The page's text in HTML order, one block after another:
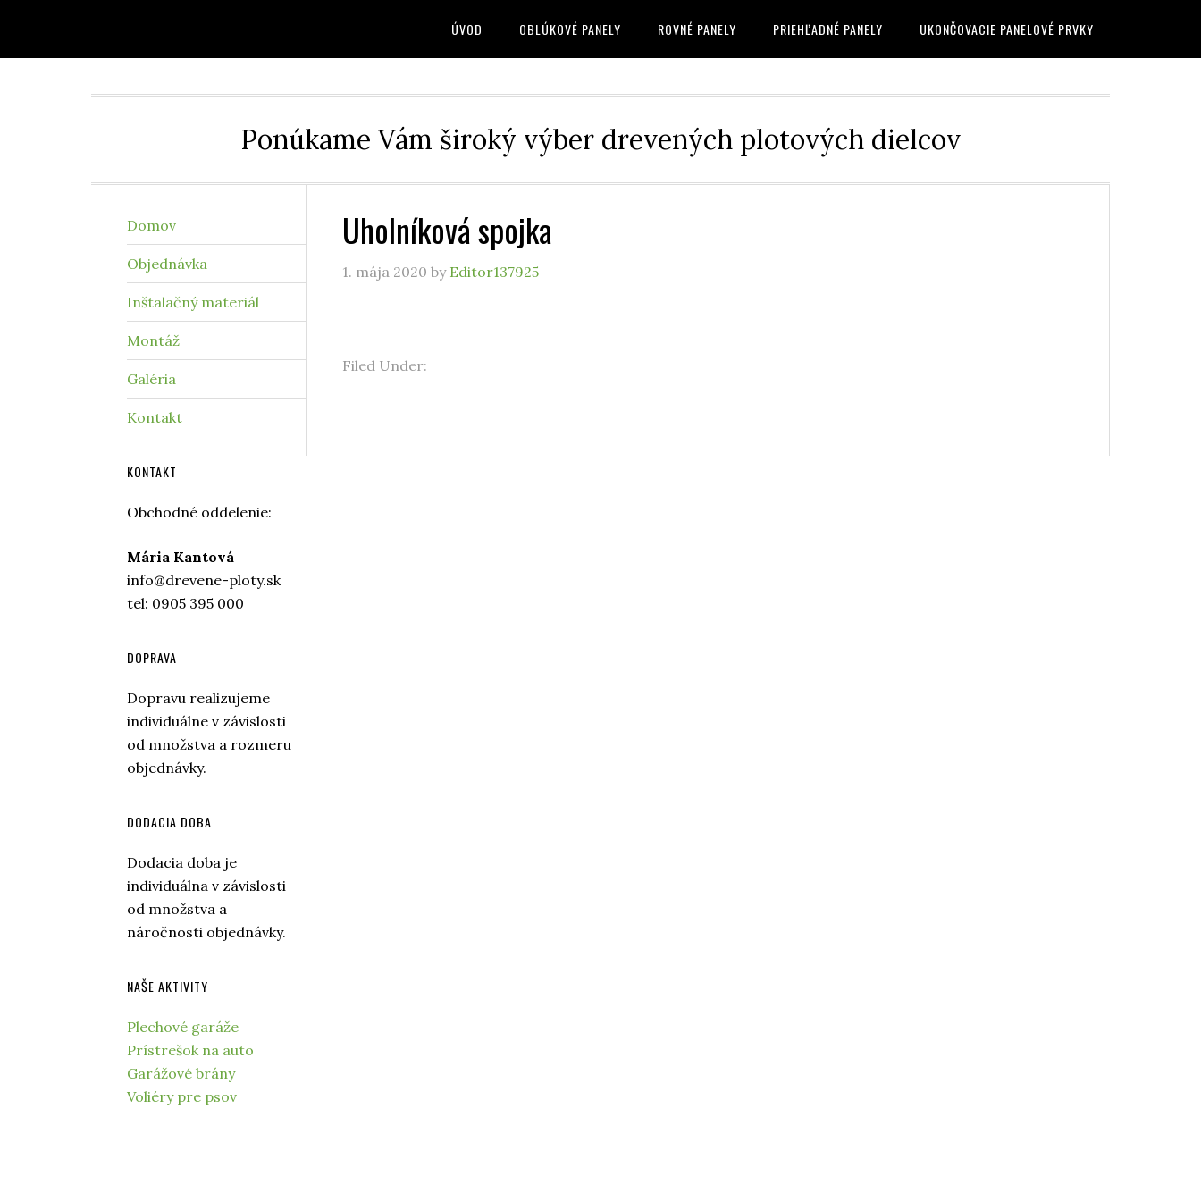
ÚVOD OBLÚKOVÉ PANELY ROVNÉ PANELY PRIEHĽADNÉ PANELY UKONČOVACIE PANELOVÉ PRVKY
Ponúkame Vám široký výber drevených plotových dielcov
Uholníková spojka
1. mája 2020 by Editor137925
Filed Under:
Domov
Objednávka
Inštalačný materiál
Montáž
Galéria
Kontakt
KONTAKT
Obchodné oddelenie:
Mária Kantová
info@drevene-ploty.sk
tel: 0905 395 000
DOPRAVA
Dopravu realizujeme
individuálne v závislosti
od množstva a rozmeru
objednávky.
DODACIA DOBA
Dodacia doba je
individuálna v závislosti
od množstva a
náročnosti objednávky.
NAŠE AKTIVITY
Plechové garáže
Prístrešok na auto
Garážové brány
Voliéry pre psov